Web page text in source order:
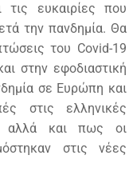
τις ευκαιρίες που
την πανδημία. Θα
του Covid-19
στην εφοδιαστική
σε Ευρώπη και
στις ελληνικές
αλλά και πως οι
στις νέες